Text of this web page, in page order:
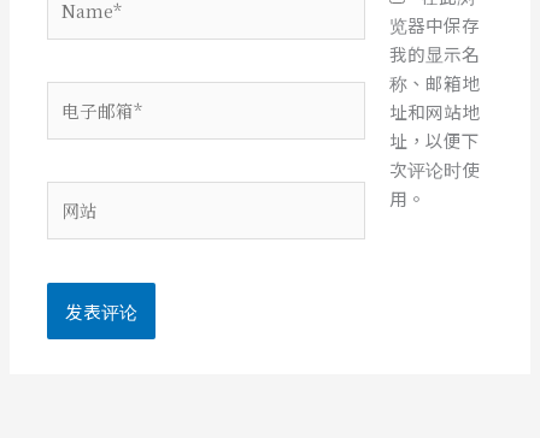
子
箱
站
览器中保存
我的显示名
称、邮箱地
址和网站地
址，以便下
次评论时使
用。